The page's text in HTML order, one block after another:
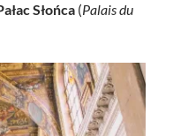
Słońca (Palais du